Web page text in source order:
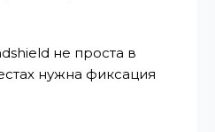
не проста в
нужна фиксация